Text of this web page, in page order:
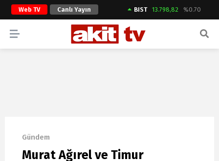
Web TV Canlı Yayın BIST 13.798,82 %0.70
ARAMA YAP
Gündem
Murat Ağırel ve Timur